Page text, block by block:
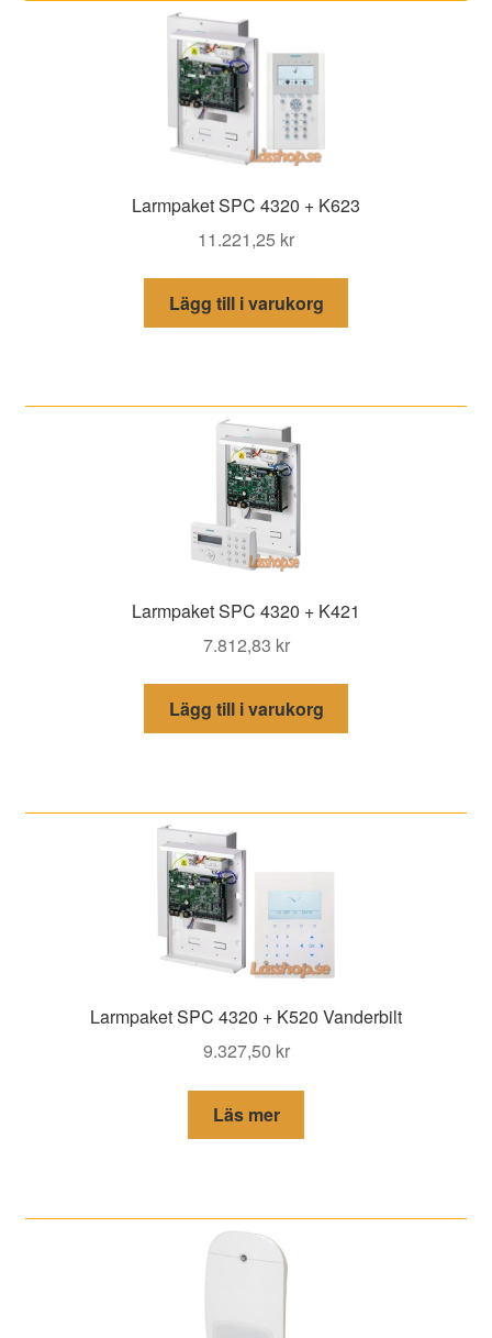
Larmpaket SPC 4320 + K623
11.221,25 kr
Lägg till i varukorg
Larmpaket SPC 4320 + K421
7.812,83 kr
Lägg till i varukorg
Larmpaket SPC 4320 + K520 Vanderbilt
9.327,50 kr
Läs mer